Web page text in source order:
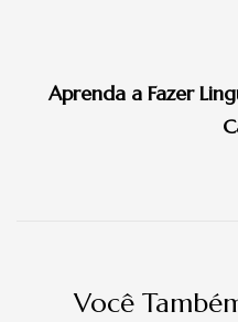
post
Aprenda a Fazer
Você